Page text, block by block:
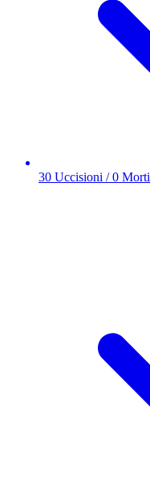
30 Uccisioni / 0 Morti